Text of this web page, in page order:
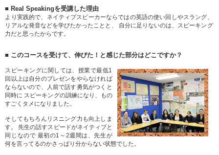
■ Real Speakingを受講した理由
より実践的で、ネイティブスピーカーならではの英語の使い回しやスラング、
リアルな発音などを学びたかったことと、 自分に足りないのは、スピーキング
力だと思ったからです。
■ このコースを受けて、伸びた！と感じた部分はどこですか？
スピーキングに関しては、授業で最低1
回以上は自分のプレゼンをやらなければ
ならないので、人前で話す勇気がつくと
同時に スピーキングの訓練になり、もの
すごくタメになりました。
そしてもちろんリスニング力も向上しま
す。 先生の話すスピードがネイティブと
同じなので 最初の1～2週間は、先生が
何を言ってるのかさっぱり分からない状態でした。